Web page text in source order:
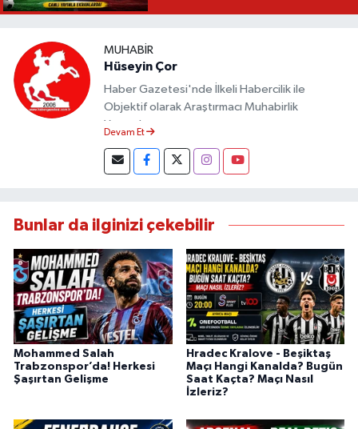
MUHABIR
Hüseyin Çor
Haber Gazetesi'nde İlkeli Habercilik ile
Objektif olarak Araştırmacı Muhabirlik
Yapmaktayım.
Devam Et
Bunlar da ilginizi çekebilir
Mohammed Salah
Trabzonspor’da! Herkesi
Şaşırtan Gelişme
Hradec Kralove - Beşiktaş
Maçı Hangi Kanalda? Bugün
Saat Kaçta? Maçı Nasıl
İzleriz?